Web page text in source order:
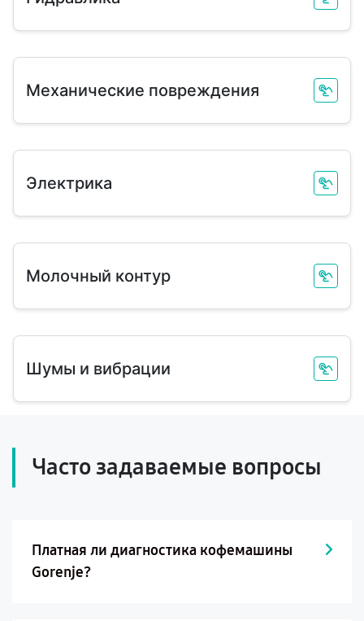
Механические повреждения
Электрика
Молочный контур
Шумы и вибрации
Часто задаваемые вопросы
Платная ли диагностика кофемашины
Gorenje?